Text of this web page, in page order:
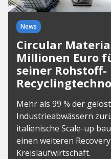
News
Circular
Millionen Euro
seiner Rohstoff-
Mehr als 99 % der
Industrieabwässern
italienische Scale-up
einen weiteren
Kreislaufwirtschaft.